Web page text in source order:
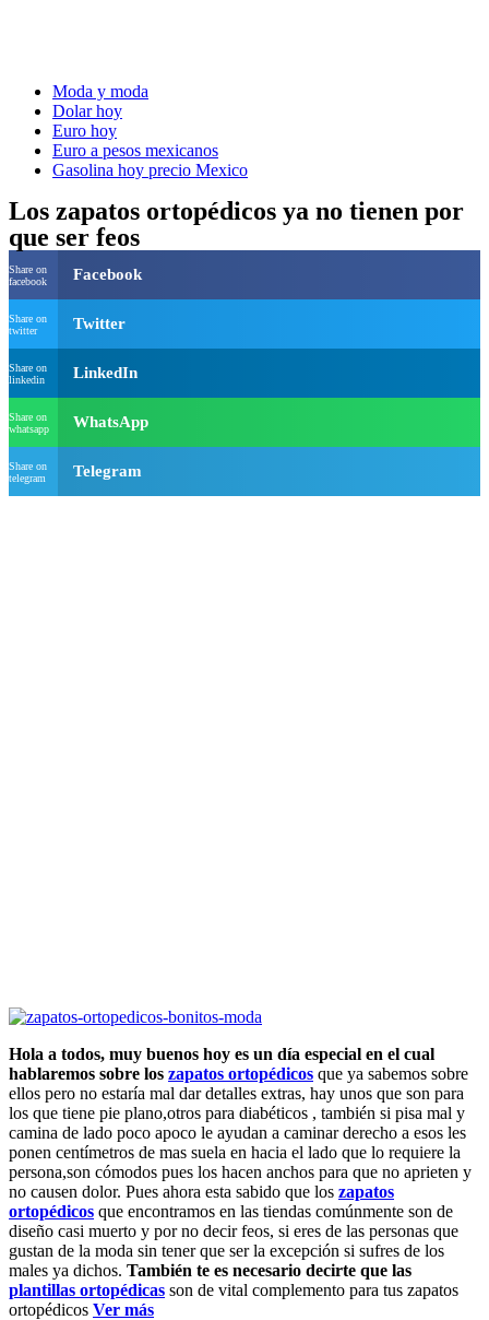
Moda y moda
Dolar hoy
Euro hoy
Euro a pesos mexicanos
Gasolina hoy precio Mexico
Los zapatos ortopédicos ya no tienen por
que ser feos
Share on
facebook
Facebook
Share on
twitter
Twitter
Share on
linkedin
LinkedIn
Share on
whatsapp
WhatsApp
Share on
telegram
Telegram
Hola a todos, muy buenos hoy es un día especial en el cual
hablaremos sobre los zapatos ortopédicos que ya sabemos sobre
ellos pero no estaría mal dar detalles extras, hay unos que son para
los que tiene pie plano,otros para diabéticos , también si pisa mal y
camina de lado poco apoco le ayudan a caminar derecho a esos les
ponen centímetros de mas suela en hacia el lado que lo requiere la
persona,son cómodos pues los hacen anchos para que no aprieten y
no causen dolor. Pues ahora esta sabido que los zapatos
ortopédicos que encontramos en las tiendas comúnmente son de
diseño casi muerto y por no decir feos, si eres de las personas que
gustan de la moda sin tener que ser la excepción si sufres de los
males ya dichos. También te es necesario decirte que las
plantillas ortopédicas son de vital complemento para tus zapatos
ortopédicos Ver más